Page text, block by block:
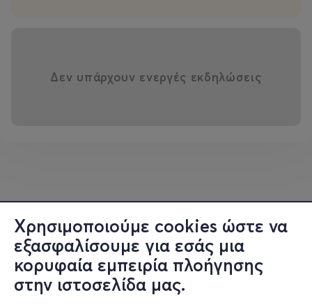
Χρησιμοποιούμε cookies ώστε να
εξασφαλίσουμε για εσάς μια
κορυφαία εμπειρία πλοήγησης
στην ιστοσελίδα μας.
Δεν υπάρχουν ενεργές εκδηλώσεις